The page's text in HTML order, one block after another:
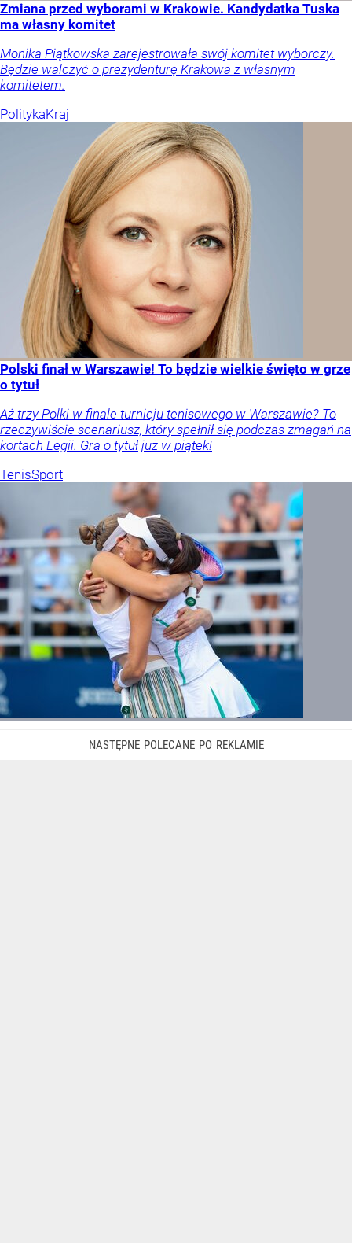
Zmiana przed wyborami w Krakowie. Kandydatka Tuska
ma własny komitet
Monika Piątkowska zarejestrowała swój komitet wyborczy.
Będzie walczyć o prezydenturę Krakowa z własnym
komitetem.
PolitykaKraj
Polski finał w Warszawie! To będzie wielkie święto w grze
o tytuł
Aż trzy Polki w finale turnieju tenisowego w Warszawie? To
rzeczywiście scenariusz, który spełnił się podczas zmagań na
kortach Legii. Gra o tytuł już w piątek!
TenisSport